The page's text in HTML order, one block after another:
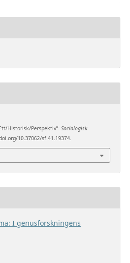
Historisk/Perspektiv”. Sociologisk
10.37062/sf.41.19374.
I genusforskningens